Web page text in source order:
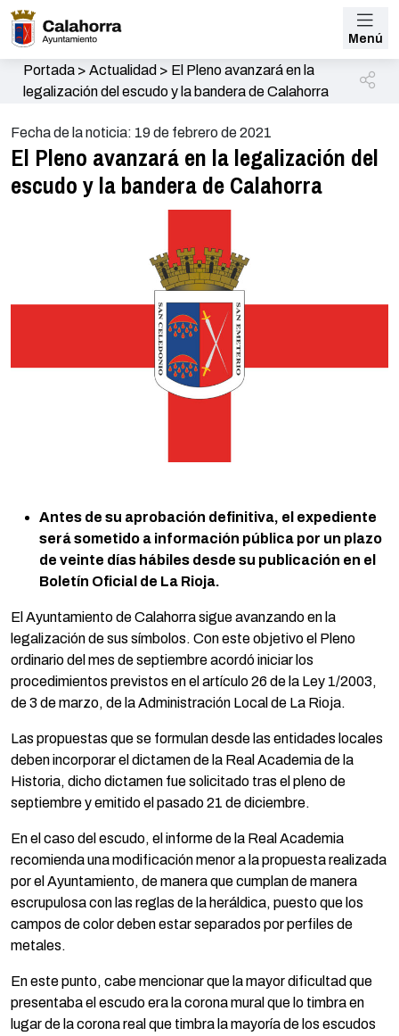
Menú
Portada> Actualidad > El Pleno avanzará en la
legalización del escudo y la bandera de Calahorra
Fecha de la noticia: 19 de febrero de 2021
El Pleno avanzará en la legalización del
escudo y la bandera de Calahorra
Antes de su aprobación definitiva, el expediente
será sometido a información pública por un plazo
de veinte días hábiles desde su publicación en el
Boletín Oficial de La Rioja.
El Ayuntamiento de Calahorra sigue avanzando en la
legalización de sus símbolos. Con este objetivo el Pleno
ordinario del mes de septiembre acordó iniciar los
procedimientos previstos en el artículo 26 de la Ley 1/2003,
de 3 de marzo, de la Administración Local de La Rioja.
Las propuestas que se formulan desde las entidades locales
deben incorporar el dictamen de la Real Academia de la
Historia, dicho dictamen fue solicitado tras el pleno de
septiembre y emitido el pasado 21 de diciembre.
En el caso del escudo, el informe de la Real Academia
recomienda una modificación menor a la propuesta realizada
por el Ayuntamiento, de manera que cumplan de manera
escrupulosa con las reglas de la heráldica, puesto que los
campos de color deben estar separados por perfiles de
metales.
En este punto, cabe mencionar que la mayor dificultad que
presentaba el escudo era la corona mural que lo timbra en
lugar de la corona real que timbra la mayoría de los escudos